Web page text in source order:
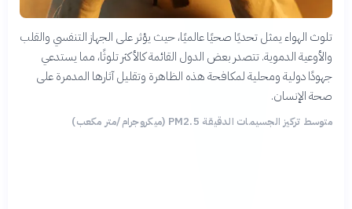
تلوث الهواء يمثل تحديًا صحيًا عالميًا، حيث يؤثر على الجهاز التنفسي والقلب
والأوعية الدموية. تتصدر بعض الدول القائمة كالأكثر تلوثًا، مما يستدعي
جهودًا دولية ومحلية لمكافحة هذه الظاهرة وتقليل آثارها المدمرة على
صحة الإنسان.
متوسط تركيز الجسيمات الدقيقة PM2.5 (ميكروجرام/متر مكعب)